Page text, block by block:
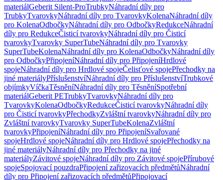
materiálGeberit Silent-ProTrubkyNáhradní díly pro
TrubkyTvarovkyNáhradní díly pro TvarovkyKolenaNáhradní díly
pro KolenaOdbočkyNáhradní díly pro OdbočkyRedukceNáhradní
díly pro RedukceČisticí tvarovkyNáhradní díly pro Čisticí
tvarovkyTvarovky SuperTubeNáhradní díly pro Tvarovky
SuperTubeKolenaNáhradní díly pro KolenaOdbočkyNáhradní díly
pro OdbočkyPřipojeníNáhradní díly pro PřipojeníHrdlové
spojeNáhradní díly pro Hrdlové spojeČelisťové spojePřechodky na
jiné materiályPříslušenstvíNáhradní díly pro PříslušenstvíTrubkové
objímkyVíčkaTěsněníNáhradní díly pro TěsněníSpotřební
materiálGeberit PETrubkyTvarovkyNáhradní díly pro
TvarovkyKolenaOdbočkyRedukceČisticí tvarovkyNáhradní díly
pro Čisticí tvarovkyPřechodkyZvláštní tvarovkyNáhradní díly pro
Zvláštní tvarovkyTvarovky SuperTubeKolenaZvláštní
tvarovkyPřipojeníNáhradní díly pro PřipojeníSvařované
spojeHrdlové spojeNáhradní díly pro Hrdlové spojePřechodky na
jiné materiályNáhradní díly pro Přechodky na jiné
materiályZávitové spojeNáhradní díly pro Závitové spojePřírubové
spojeSpojovací pouzdraPřipojení zařizovacích předmětůNáhradní
díly pro Připojení zařizovacích předmětůPřipojovací